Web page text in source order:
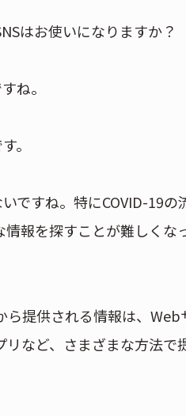
はお使いになりますか？
ね。
。
ですね。特にCOVID-19
報を探すことが難しく
ら提供される情報は、
など、さまざまな方法